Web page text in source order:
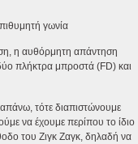
γωνία
η αυθόρμητη απάντηση
πλήκτρα μπροστά (FD) και
τότε διαπιστώνουμε
να έχουμε περίπου το ίδιο
του Ζιγκ Ζαγκ, δηλαδή να